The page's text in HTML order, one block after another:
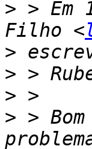
> > Em
Filho <
>
>
>
> >